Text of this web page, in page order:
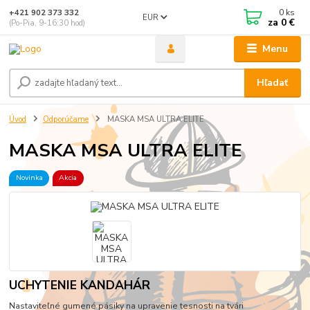
Menu
EUR
Hľadať
+421 902 373 332
(Po-Pia, 9-16:30 hod)
0 ks
za 0 €
Úvod Odporúčame MASKA MSA ULTRA ELITE
MASKA MSA ULTRA ELITE
Novinka Akcia
UCHYTENIE KANDAHÁR
Nastaviteľné gumené pásiky na upravenie tesnosti na tvári